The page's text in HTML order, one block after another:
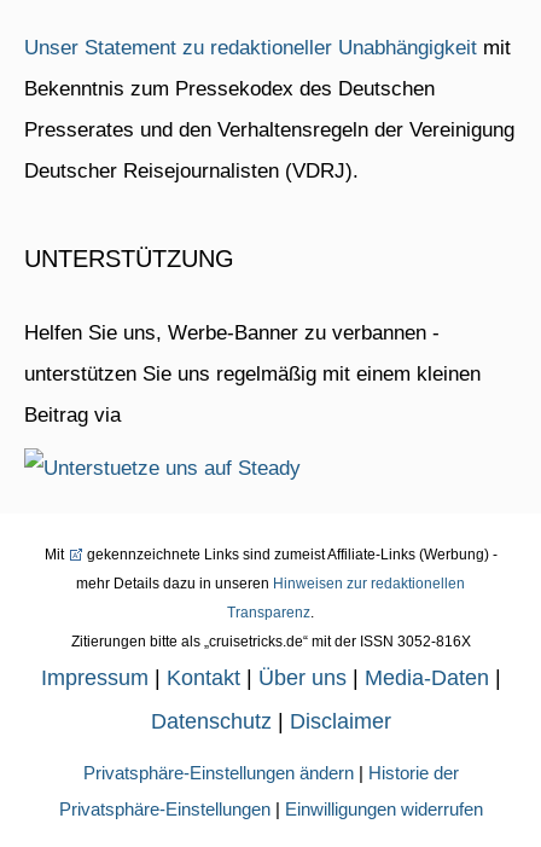
Unser Statement zu redaktioneller Unabhängigkeit mit
Bekenntnis zum Pressekodex des Deutschen
Presserates und den Verhaltensregeln der Vereinigung
Deutscher Reisejournalisten (VDRJ).
UNTERSTÜTZUNG
Helfen Sie uns, Werbe-Banner zu verbannen -
unterstützen Sie uns regelmäßig mit einem kleinen
Beitrag via
Mit
gekennzeichnete Links sind zumeist Affiliate-Links (Werbung) -
mehr Details dazu in unseren Hinweisen zur redaktionellen
Transparenz
Zitierungen bitte als „cruisetricks.de“ mit der ISSN 3052-816X
Impressum | Kontakt| Über uns| Media-Daten |
Datenschutz | Disclaimer
Privatsphäre-Einstellungen ändern| Historie der
Privatsphäre-Einstellungen| Einwilligungen widerrufen